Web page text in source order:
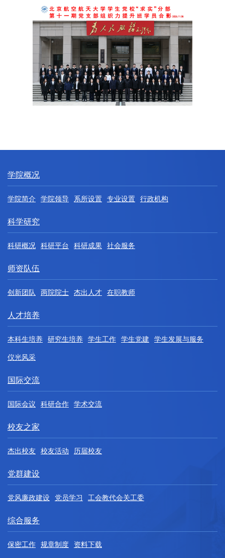
学院概况
学院简介 学院领导 系所设置 专业设置 行政机构
科学研究
科研概况 科研平台 科研成果 社会服务
师资队伍
创新团队 两院院士 杰出人才 在职教师
人才培养
本科生培养 研究生培养 学生工作 学生党建 学生发展与服务
仪光风采
国际交流
国际会议 科研合作 学术交流
校友之家
杰出校友 校友活动 历届校友
党群建设
党风廉政建设 党员学习 工会教代会关工委
综合服务
保密工作 规章制度 资料下载